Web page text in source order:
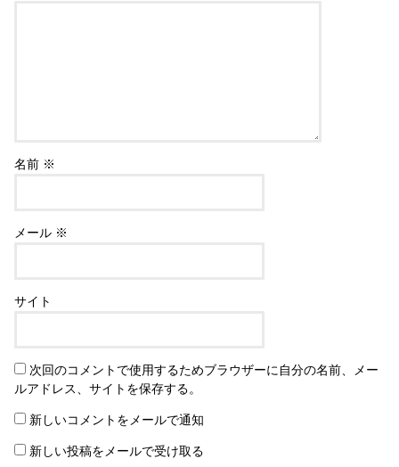
名前 ※
メール ※
サイト
次回のコメントで使用するためブラウザーに自分の名前、メー
ルアドレス、サイトを保存する。
新しいコメントをメールで通知
新しい投稿をメールで受け取る